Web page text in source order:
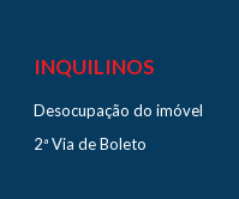
INQUILINOS
Desocupação do imóvel
2ª Via de Boleto